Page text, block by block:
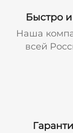
Быстро
Наша
всей